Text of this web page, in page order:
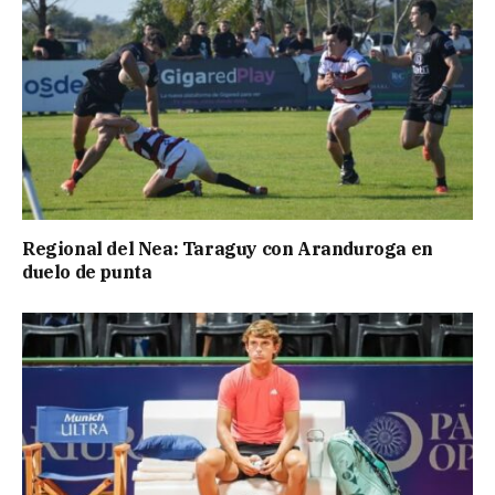
Regional del Nea: Taraguy con Aranduroga en
duelo de punta